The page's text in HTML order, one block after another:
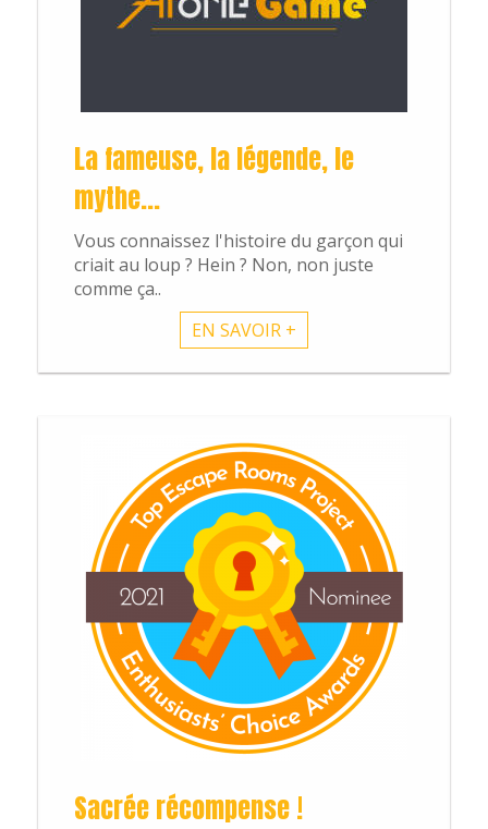
La fameuse, la légende, le
mythe...
Vous connaissez l'histoire du garçon qui
criait au loup ? Hein ? Non, non juste
comme ça..
EN SAVOIR +
Sacrée récompense !